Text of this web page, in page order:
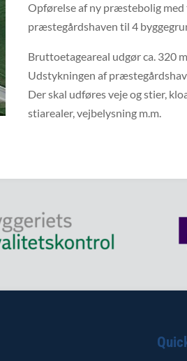
Opførelse af ny præstebolig
præstegårdshaven til 4
Bruttoetageareal udgør ca. 320
Udstykningen af
Der skal udføres veje og stier,
stiarealer, vejbelysning m.m.